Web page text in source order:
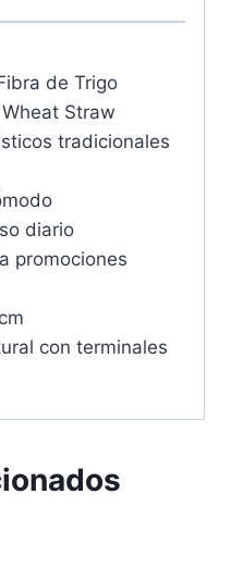
de Trigo
Straw
tradicionales
diario
promociones
con terminales